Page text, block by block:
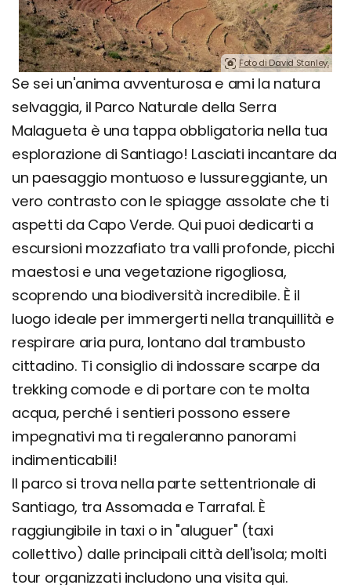
Foto di David Stanley.
Se sei un'anima avventurosa e ami la natura
selvaggia, il Parco Naturale della Serra
Malagueta è una tappa obbligatoria nella tua
esplorazione di Santiago! Lasciati incantare da
un paesaggio montuoso e lussureggiante, un
vero contrasto con le spiagge assolate che ti
aspetti da Capo Verde. Qui puoi dedicarti a
escursioni mozzafiato tra valli profonde, picchi
maestosi e una vegetazione rigogliosa,
scoprendo una biodiversità incredibile. È il
luogo ideale per immergerti nella tranquillità e
respirare aria pura, lontano dal trambusto
cittadino. Ti consiglio di indossare scarpe da
trekking comode e di portare con te molta
acqua, perché i sentieri possono essere
impegnativi ma ti regaleranno panorami
indimenticabili!
Il parco si trova nella parte settentrionale di
Santiago, tra Assomada e Tarrafal. È
raggiungibile in taxi o in "aluguer" (taxi
collettivo) dalle principali città dell'isola; molti
tour organizzati includono una visita qui.